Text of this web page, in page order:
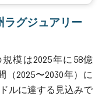
グジュアリー
模は2025年に58億
（2025〜2030年）に
ルに達する見込みで